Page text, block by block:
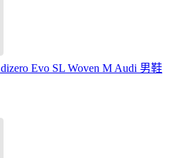
Evo SL Woven M Audi 男鞋